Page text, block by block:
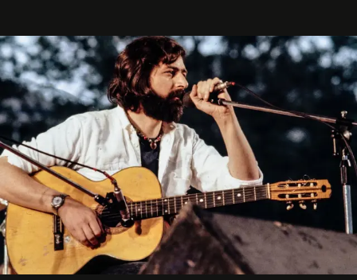
uno dei documenti più contemporanei che abbiamo.